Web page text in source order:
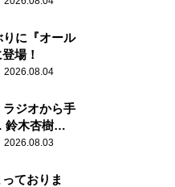
りに『オール
場！
2026.08.04
ジオから手
木杏樹の
2026.08.03
ておりま